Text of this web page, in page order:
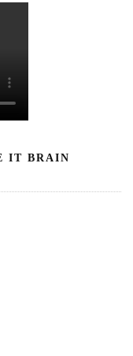
IT BRAIN